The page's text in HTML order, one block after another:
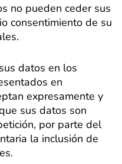
no pueden ceder sus
consentimiento de su
datos en los
en
expresamente y
sus datos son
por parte del
la inclusión de